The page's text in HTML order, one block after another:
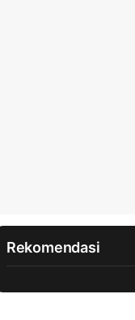
Rekomendasi